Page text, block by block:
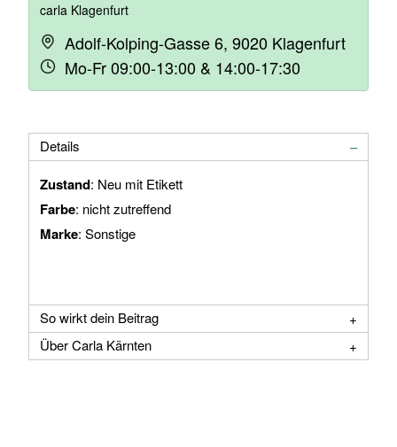
carla Klagenfurt
Adolf-Kolping-Gasse 6, 9020 Klagenfurt
Mo-Fr 09:00-13:00 & 14:00-17:30
Details
Zustand: Neu mit Etikett
Farbe: nicht zutreffend
Marke: Sonstige
So wirkt dein Beitrag
Über Carla Kärnten